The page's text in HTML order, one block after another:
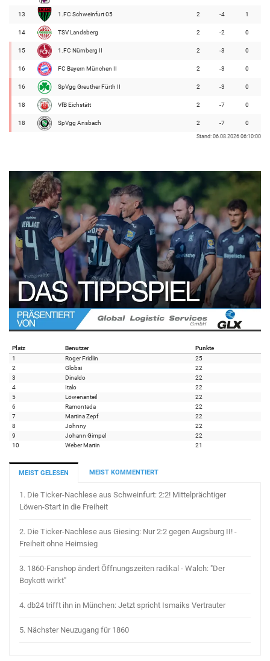
13 1.FC Schweinfurt 05 2 -4 1
14 TSV Landsberg 2 -2 0
15 1.FC Nürnberg II 2 -3 0
16 FC Bayern München II 2 -3 0
16 SpVgg Greuther Fürth II 2 -3 0
18 VfB Eichstätt 2 -7 0
18 SpVgg Ansbach 2 -7 0
Stand: 06.08.2026 06:10:00
Platz Benutzer
Punkte
1
Roger Fridlin
25
2
Globsi
22
3
Dinaldo
22
4
Italo
22
5
Löwenanteil
22
6
Ramontada
22
7
Martina Zepf
22
8
Johnny
22
9
Johann Gimpel
22
10
Weber Martin 21
MEIST GELESEN MEIST KOMMENTIERT
1. Die Ticker-Nachlese aus Schweinfurt: 2:2! Mittelprächtiger
Löwen-Start in die Freiheit
2. Die Ticker-Nachlese aus Giesing: Nur 2:2 gegen Augsburg II! -
Freiheit ohne Heimsieg
3. 1860-Fanshop ändert Öffnungszeiten radikal - Walch: "Der
Boykott wirkt"
4. db24 trifft ihn in München: Jetzt spricht Ismaiks Vertrauter
5. Nächster Neuzugang für 1860